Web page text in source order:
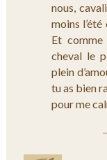
nous,
moins
Et
cheval le
plein
tu as bien
pour me